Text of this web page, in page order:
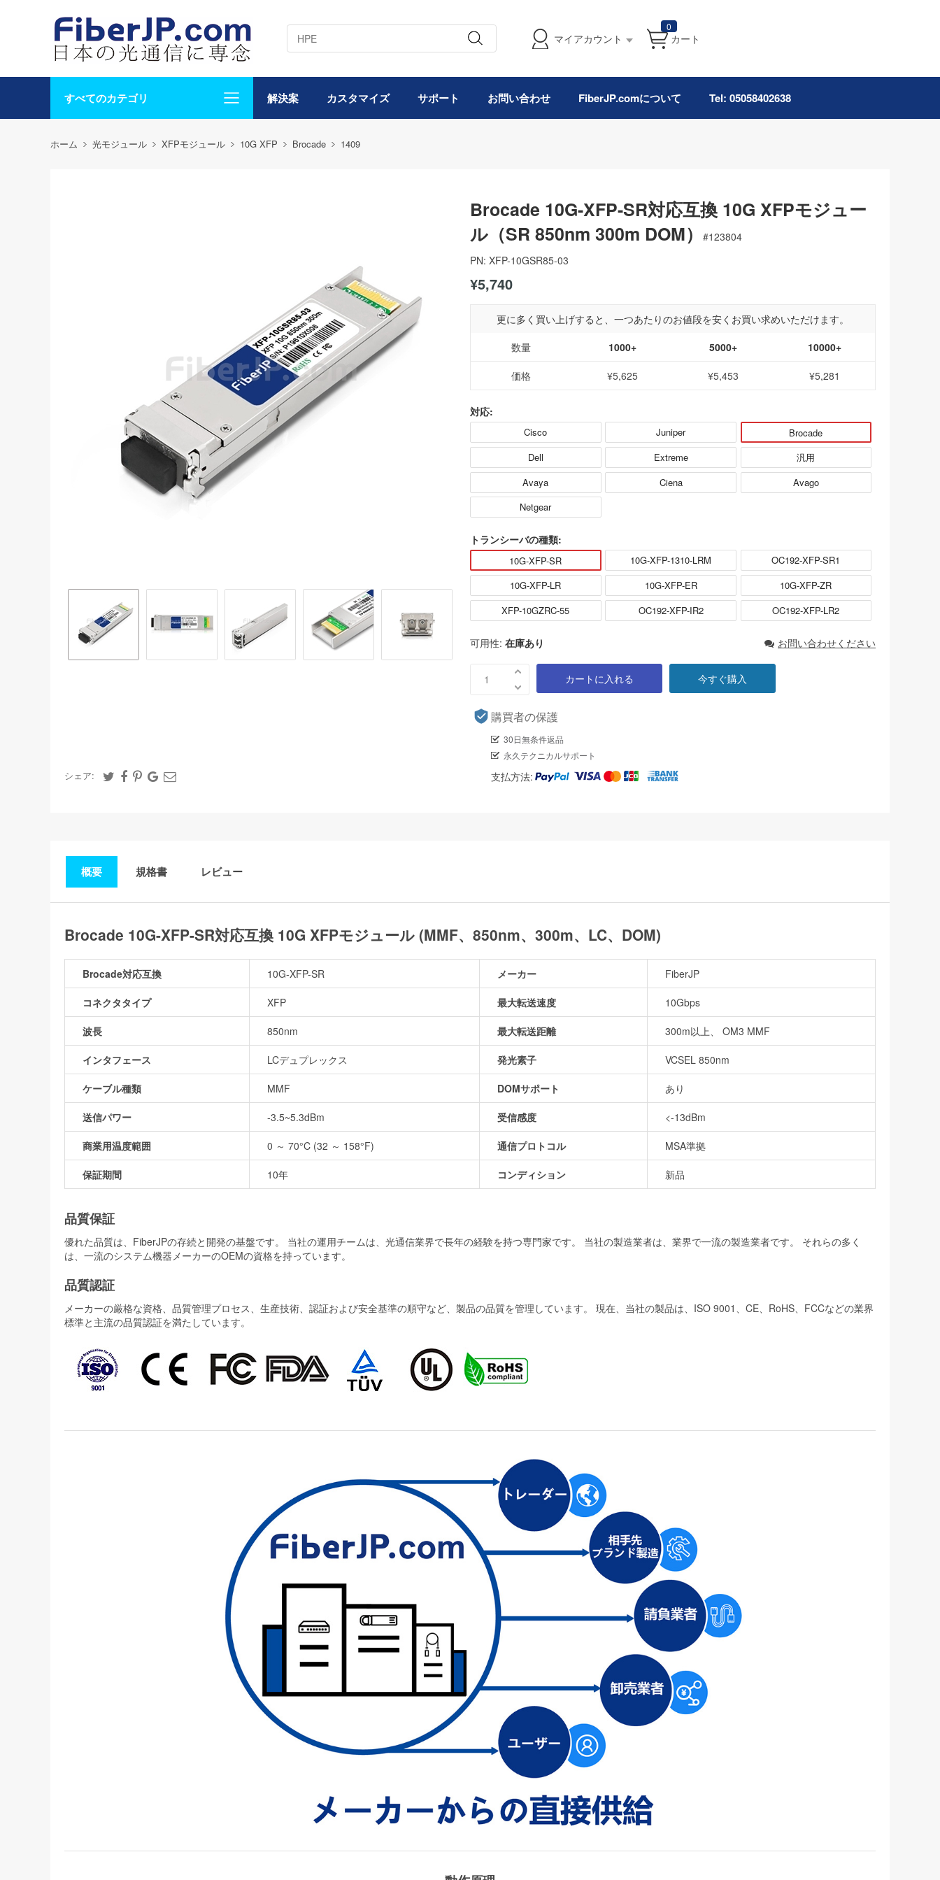
マイアカウント
0
カート
すべてのカテゴリ 解決案 カスタマイズ サポート お問い合わせ FiberJP.comについて Tel: 05058402638
ホーム 光モジュール XFPモジュール 10G XFP Brocade 1409
シェア:
Brocade 10G-XFP-SR対応互換 10G XFPモジュー
ル（SR 850nm 300m DOM）
#123804
PN: XFP-10GSR85-03
¥5,740
更に多く買い上げすると、一つあたりのお値段を安くお買い求めいただけます。
数量
1000+ 5000+ 10000+
価格 ¥5,625 ¥5,453 ¥5,281
対応:
Cisco Juniper
Brocade
Dell
Extreme
汎用
Avaya
Ciena
Avago
Netgear
トランシーバの種類:
10G-XFP-SR 10G-XFP-1310-LRM
OC192-XFP-SR1
10G-XFP-LR
10G-XFP-ER
10G-XFP-ZR
XFP-10GZRC-55
OC192-XFP-IR2 OC192-XFP-LR2
可用性: 在庫あり お問い合わせください
カートに入れる 今すぐ購入
購買者の保護
30日無条件返品
永久テクニカルサポート
支払方法:
概要 規格書 レビュー
Brocade 10G-XFP-SR対応互換 10G XFPモジュール (MMF、850nm、300m、LC、DOM)
Brocade対応互換 10G-XFP-SR メーカー FiberJP
コネクタタイプ XFP 最大転送速度 10Gbps
波長 850nm 最大転送距離 300m以上、 OM3 MMF
インタフェース LCデュプレックス 発光素子 VCSEL 850nm
ケーブル種類 MMF DOMサポート あり
送信パワー -3.5~5.3dBm 受信感度 <-13dBm
商業用温度範囲 0 ～ 70°C (32 ～ 158°F) 通信プロトコル MSA準拠
保証期間 10年 コンディション 新品
品質保証
優れた品質は、FiberJPの存続と開発の基盤です。 当社の運用チームは、光通信業界で長年の経験を持つ専門家です。 当社の製造業者は、業界で一流の製造業者です。 それらの多く
は、一流のシステム機器メーカーのOEMの資格を持っています。
品質認証
メーカーの厳格な資格、品質管理プロセス、生産技術、認証および安全基準の順守など、製品の品質を管理しています。 現在、当社の製品は、ISO 9001、CE、RoHS、FCCなどの業界
標準と主流の品質認証を満たしています。